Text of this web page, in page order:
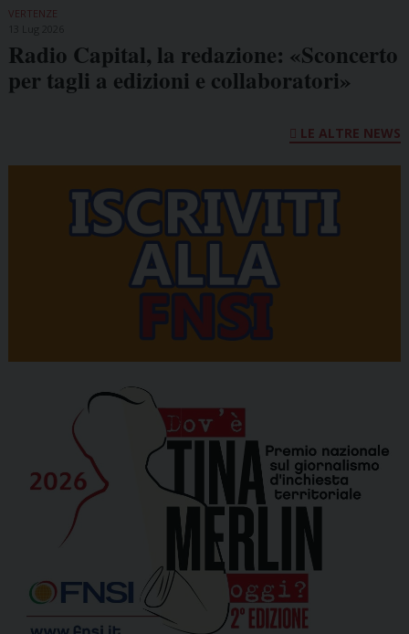
VERTENZE
Radio Capital, la redazione: «Sconcerto
per tagli a edizioni e collaboratori»
LE ALTRE NEWS